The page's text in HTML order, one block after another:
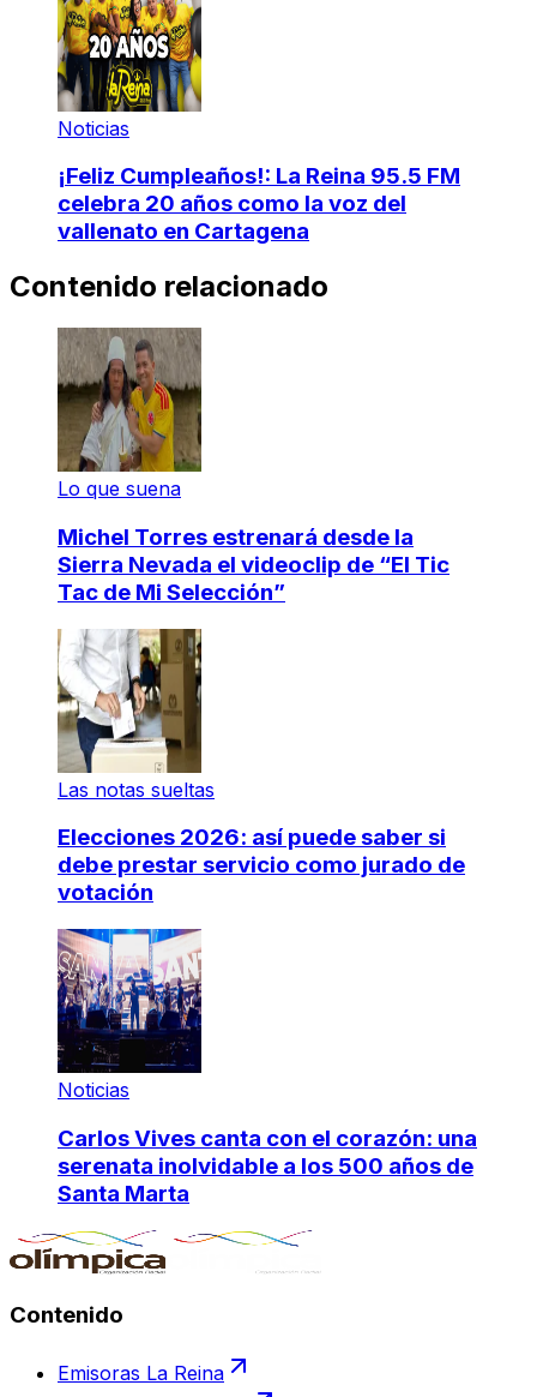
Noticias
¡Feliz Cumpleaños!: La Reina 95.5 FM
celebra 20 años como la voz del
vallenato en Cartagena
Contenido relacionado
Lo que suena
Michel Torres estrenará desde la
Sierra Nevada el videoclip de “El Tic
Tac de Mi Selección”
Las notas sueltas
Elecciones 2026: así puede saber si
debe prestar servicio como jurado de
votación
Noticias
Carlos Vives canta con el corazón: una
serenata inolvidable a los 500 años de
Santa Marta
Contenido
Emisoras La Reina